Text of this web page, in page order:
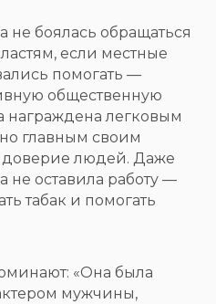
боялась обращаться
если местные
помогать —
общественную
награждена легковым
главным своим
доверие людей. Даже
не оставила работу —
табак и помогать
«Она была
мужчины,